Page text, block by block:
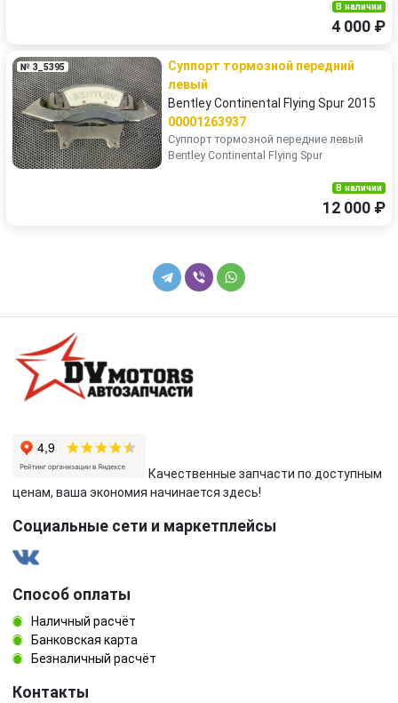
В наличии
4 000 ₽
№ 3_5395
Суппорт тормозной передний
левый
Bentley Continental Flying Spur 2015
00001263937
Суппорт тормозной передние левый
Bentley Continental Flying Spur
В наличии
12 000 ₽
Качественные запчасти по доступным
ценам, ваша экономия начинается здесь!
Социальные сети и маркетплейсы
Способ оплаты
Наличный расчёт
Банковская карта
Безналичный расчёт
Контакты